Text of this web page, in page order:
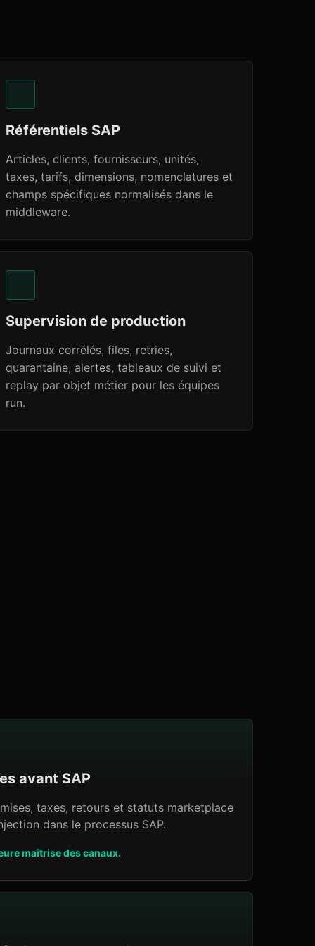
Référentiels SAP
Articles, clients, fournisseurs, unités,
taxes, tarifs, dimensions, nomenclatures et
champs spécifiques normalisés dans le
middleware.
Supervision de production
Journaux corrélés, files, retries,
quarantaine, alertes, tableaux de suivi et
replay par objet métier pour les équipes
run.
avant SAP
taxes, retours et statuts marketplace
dans le processus SAP.
maîtrise des canaux.